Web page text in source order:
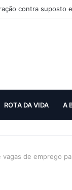
contra suposto
ROTA DA VIDA A
de emprego